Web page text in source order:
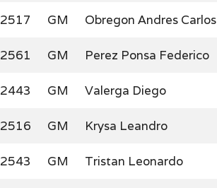
2517 GM Obregon Andres Carlos
2561 GM Perez Ponsa Federico
2443 GM Valerga Diego
2516 GM Krysa Leandro
2543 GM Tristan Leonardo